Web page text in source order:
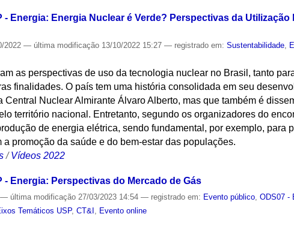
- Energia: Energia Nuclear é Verde? Perspectivas da Utilização
2022— última modificação 13/10/2022 15:27— registrado em:Sustentabilidade
as perspectivas de uso da tecnologia nuclear no Brasil, tanto
finalidades. O país tem uma história consolidada em seu
Nuclear Almirante Álvaro Alberto, mas que também é
território nacional. Entretanto, segundo os organizadores do
de energia elétrica, sendo fundamental, por exemplo, para
promoção da saúde e do bem-estar das populações.
/Vídeos 2022
- Energia: Perspectivas do Mercado de Gás
— última modificação 27/03/2023 14:54— registrado em: Evento público,ODS07 -
Temáticos USP,CT&I , Evento online